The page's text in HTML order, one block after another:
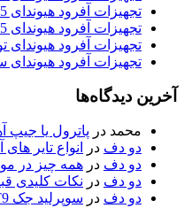
تجهیزات آفرود هیوندای IX45
تجهیزات آفرود هیوندای IX55
تجهیزات آفرود هیوندای
تجهیزات آفرود هیوندای
آخرین دیدگاه‌ها
محمد در پاترول یا جیپ
دو دف در
انواع تایر
دو دف در همه چیز در
دو دف در نکات کلیدی
دو دف در سوپرلید جک KMC T8 T9 پلاستیک ABS